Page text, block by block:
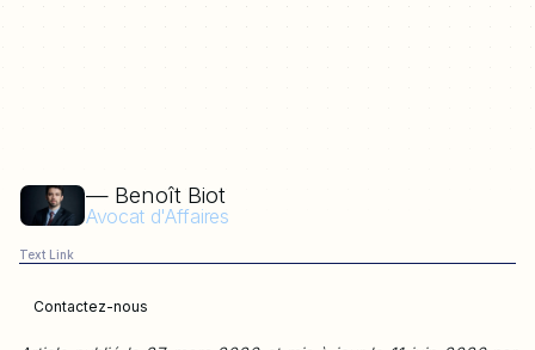
— Benoît Biot
Avocat d'Affaires
Text Link
Contactez-nous